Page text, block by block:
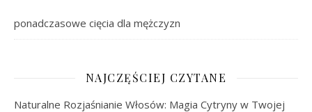
ponadczasowe cięcia dla mężczyzn
NAJCZĘŚCIEJ CZYTANE
Naturalne Rozjaśnianie Włosów: Magia Cytryny w Twojej